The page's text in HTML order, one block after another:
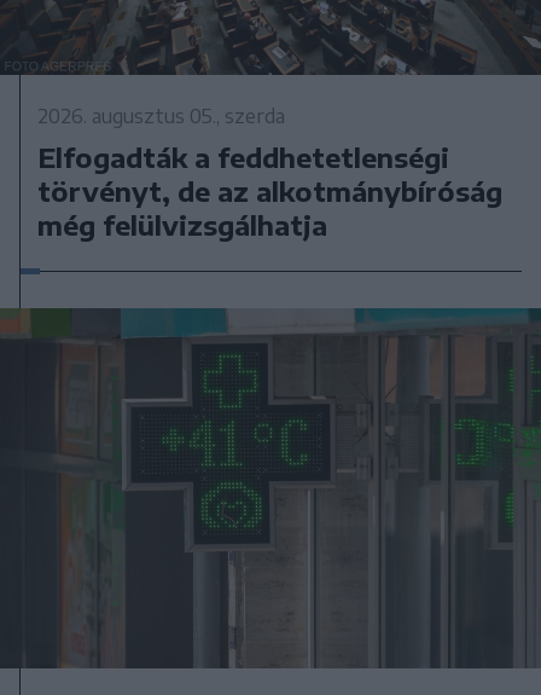
2026. augusztus 05., szerda
Elfogadták a feddhetetlenségi
törvényt, de az alkotmánybíróság
még felülvizsgálhatja